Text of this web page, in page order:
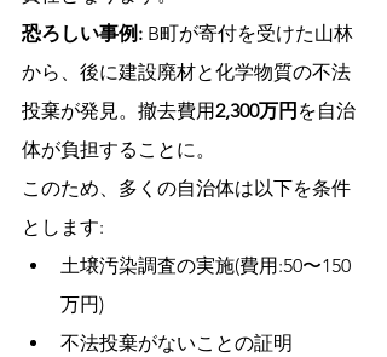
恐ろしい事例: B町が寄付を受けた山林
から、後に建設廃材と化学物質の不法
投棄が発見。撤去費用2,300万円 を自治
体が負担することに。
このため、多くの自治体は以下を条件
とします:
土壌汚染調査の実施(費用:50〜150
万円)
不法投棄がないことの証明